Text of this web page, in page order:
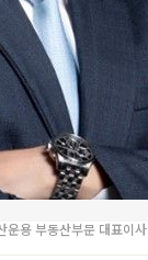
운용 부동산부문 대표이사